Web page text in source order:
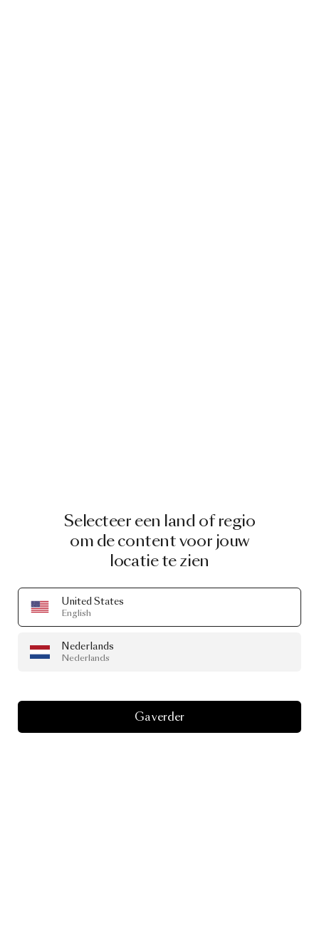
Selecteer een land of regio
om de content voor jouw
locatie te zien
United States
English
Nederlands
Nederlands
Ga verder